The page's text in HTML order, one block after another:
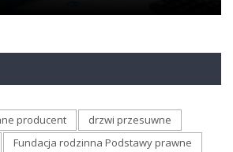
producent
drzwi przesuwne
Fundacja rodzinna Podstawy prawne